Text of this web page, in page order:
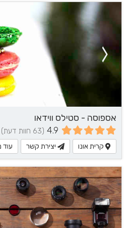
אספוסה - סטילס ווידאו
4.9 (63 חוות דעת)
קרית אונו יצירת קשר עוד